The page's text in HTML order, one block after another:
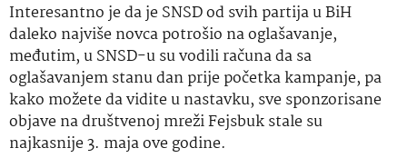
Interesantno je da je SNSD od svih partija u BiH
daleko najviše novca potrošio na oglašavanje,
međutim, u SNSD-u su vodili računa da sa
oglašavanjem stanu dan prije početka kampanje, pa
kako možete da vidite u nastavku, sve sponzorisane
objave na društvenoj mreži Fejsbuk stale su
najkasnije 3. maja ove godine.